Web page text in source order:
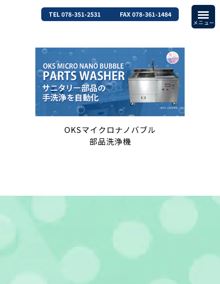
TEL 078-351-2531 FAX 078-361-1484
OKSマイクロナノバブル
部品洗浄機